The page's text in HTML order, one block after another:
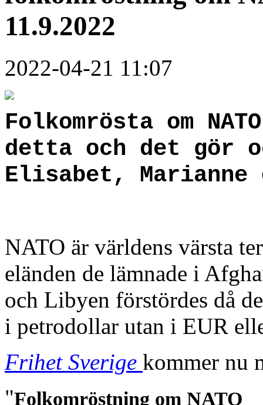
11.9.2022
2022-04-21 11:07
Folkomrösta om
detta och det gör
Elisabet, Marianne
NATO är världens värsta
eländen de lämnade i
och Libyen förstördes då
i petrodollar utan i EUR
Frihet Sverige kommer nu
"Folkomröstning om NATO